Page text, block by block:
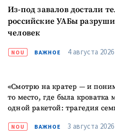
Из-под завалов достали
российские УАБы
человек
NOU ВАЖНОЕ 4 августа
«Смотрю на кратер — и
то место, где была кроватка
одной ракетой: трагедия
NOU ВАЖНОЕ 3 августа